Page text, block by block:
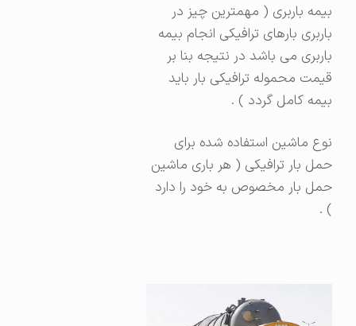
بیمه باربری ( مهمترین چیز در
باربری بارهای ترافیکی انجام بیمه
باربری می باشد در نتیجه بنا بر
قیمت محموله ترافیکی بار باید
بیمه کامل گردد ) .
نوع ماشین استفاده شده برای
حمل بار ترافیکی ( هر باری ماشین
حمل بار مخصوص به خود را دارد